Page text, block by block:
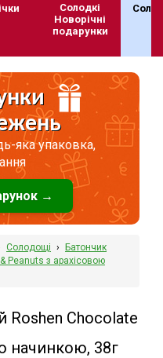
Солодкі
Новорічні
подарунки
яка упаковка,
→
Солодощі › Батончик
Peanuts з арахісовою
Chocolate
начинкою, 38г